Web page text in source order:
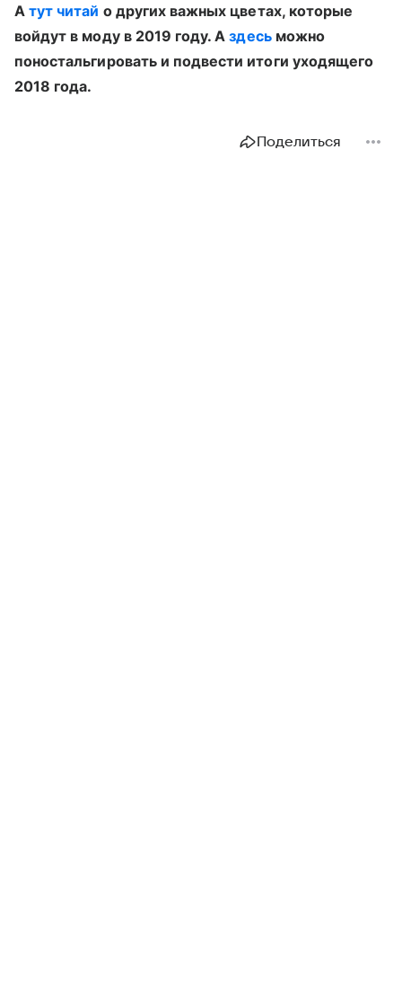
Атут читай о других важных цветах, которые
войдут в моду в 2019 году. Аздесьможно
поностальгировать и подвести итоги уходящего
2018 года.
Поделиться